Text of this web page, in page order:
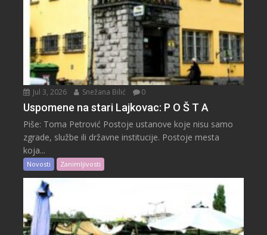
Jul 3, 2026 Snežana Bilić 0
Uspomene na stari Lajkovac: P O Š T A
Piše: Toma Petrović Postoje ustanove koje nisu samo
zgrade, službe ili državne institucije. Postoje mesta
koja...
Novosti Zanimljivosti